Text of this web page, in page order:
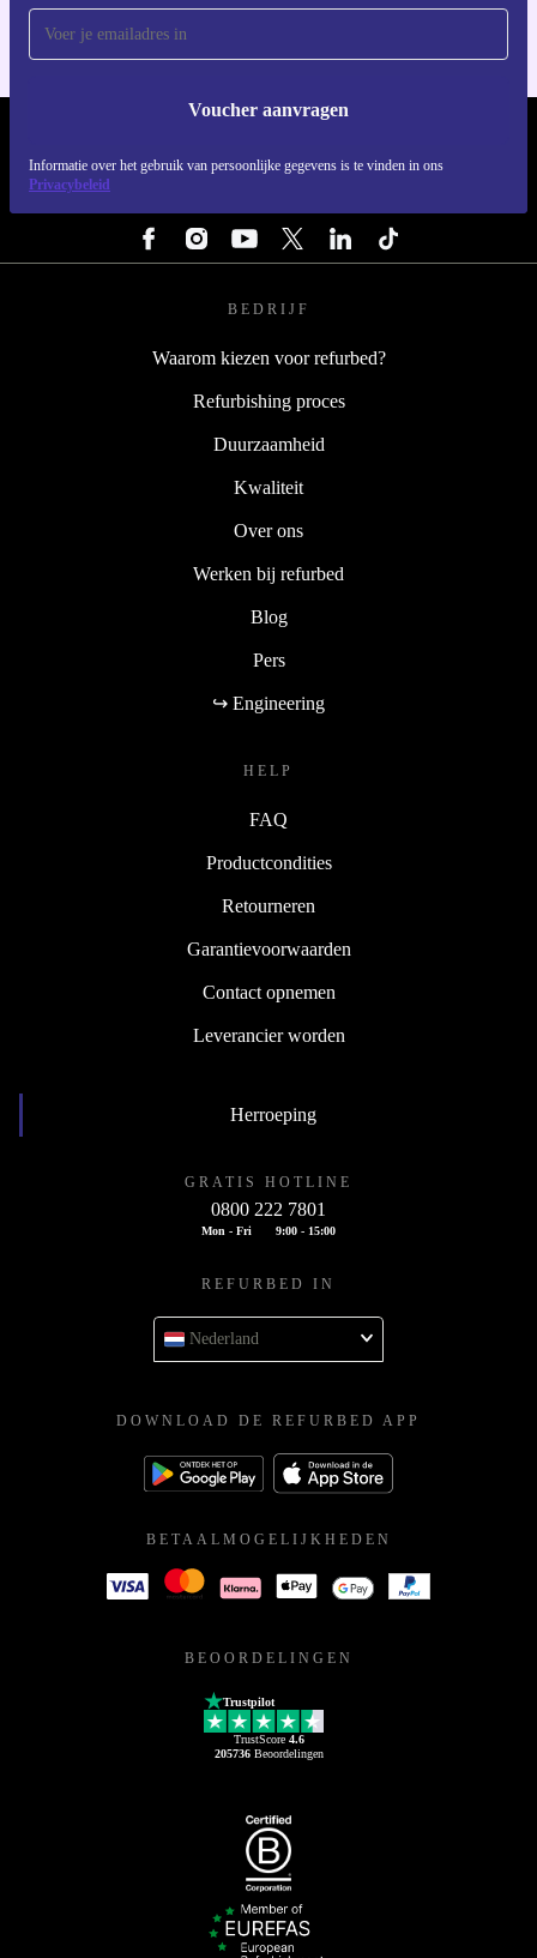
Voucher aanvragen
Informatie over het gebruik van persoonlijke gegevens is te vinden in ons
Privacybeleid
BEDRIJF
Waarom kiezen voor refurbed?
Refurbishing proces
Duurzaamheid
Kwaliteit
Over ons
Werken bij refurbed
Blog
Pers
↪ Engineering
HELP
FAQ
Productcondities
Retourneren
Garantievoorwaarden
Contact opnemen
Leverancier worden
Herroeping
GRATIS HOTLINE
0800 222 7801
Mon - Fri 9:00 - 15:00
REFURBED IN
Nederland
DOWNLOAD DE REFURBED APP
BETAALMOGELIJKHEDEN
BEOORDELINGEN
Trustpilot
TrustScore 4.6
205736Beoordelingen